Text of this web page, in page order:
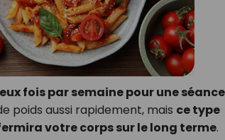
fois par semaine pour une séance
poids aussi rapidement, mais ce type
votre corps sur le long terme.